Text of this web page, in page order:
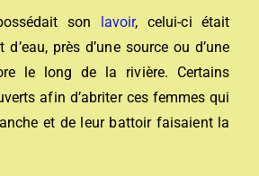
son lavoir, celui-ci était
près d’une source ou d’une
le long de la rivière. Certains
afin d’abriter ces femmes qui
et de leur battoir faisaient la